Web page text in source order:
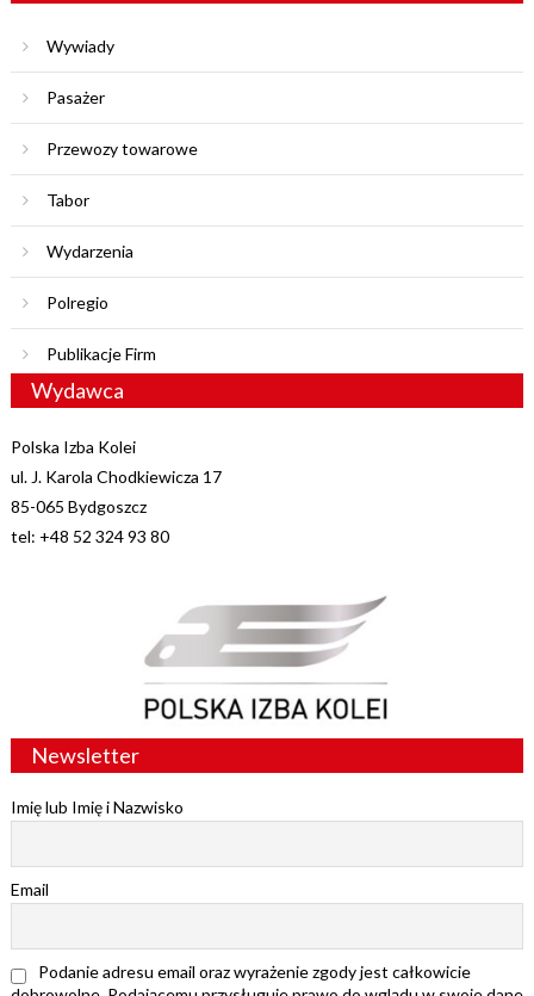
Wywiady
Pasażer
Przewozy towarowe
Tabor
Wydarzenia
Polregio
Publikacje Firm
Wydawca
Polska Izba Kolei
ul. J. Karola Chodkiewicza 17
85-065 Bydgoszcz
tel: +48 52 324 93 80
Newsletter
Imię lub Imię i Nazwisko
Email
Podanie adresu email oraz wyrażenie zgody jest całkowicie